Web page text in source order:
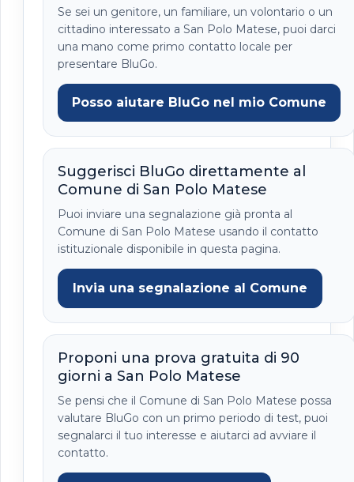
Se sei un genitore, un familiare, un volontario o un
cittadino interessato a San Polo Matese, puoi darci
una mano come primo contatto locale per
presentare BluGo.
Posso aiutare BluGo nel mio Comune
Suggerisci BluGo direttamente al
Comune di San Polo Matese
Puoi inviare una segnalazione già pronta al
Comune di San Polo Matese usando il contatto
istituzionale disponibile in questa pagina.
Invia una segnalazione al Comune
Proponi una prova gratuita di 90
giorni a San Polo Matese
Se pensi che il Comune di San Polo Matese possa
valutare BluGo con un primo periodo di test, puoi
segnalarci il tuo interesse e aiutarci ad avviare il
contatto.